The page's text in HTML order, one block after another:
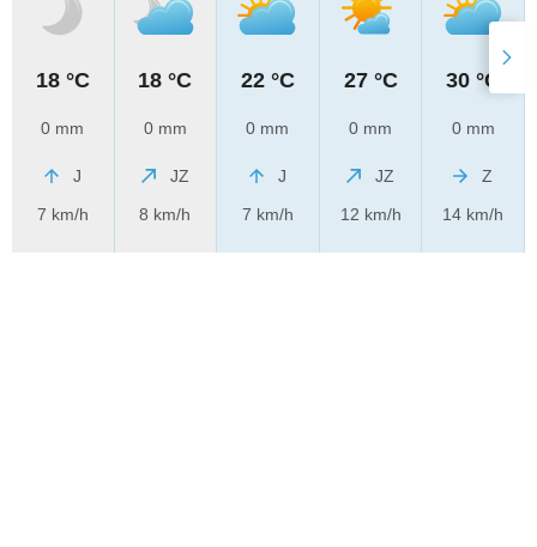
18 °C
0 mm
J
7 km/h
18 °C
0 mm
JZ
8 km/h
22 °C
0 mm
J
7 km/h
27 °C
0 mm
JZ
12 km/h
30 °C
0 mm
Z
14 km/h